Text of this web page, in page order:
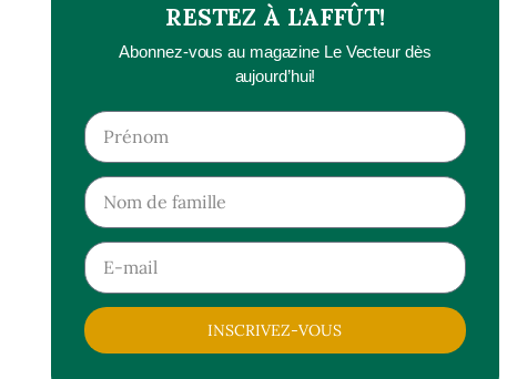
RESTEZ À L’AFFÛT!
Abonnez-vous au magazine Le Vecteur dès
aujourd’hui!
INSCRIVEZ-VOUS